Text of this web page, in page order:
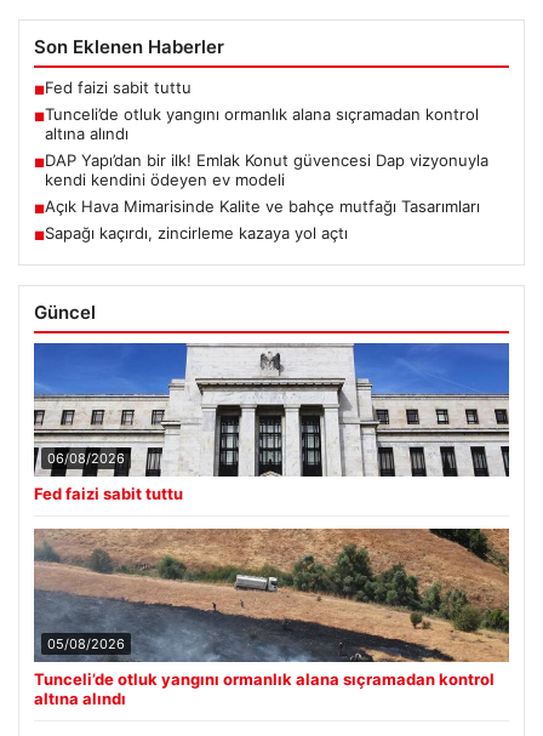
Son Eklenen Haberler
■Fed faizi sabit tuttu
■Tunceli’de otluk yangını ormanlık alana sıçramadan kontrol
altına alındı
■DAP Yapı’dan bir ilk! Emlak Konut güvencesi Dap vizyonuyla
kendi kendini ödeyen ev modeli
■Açık Hava Mimarisinde Kalite ve bahçe mutfağı Tasarımları
■Sapağı kaçırdı, zincirleme kazaya yol açtı
Güncel
06/08/2026
Fed faizi sabit tuttu
05/08/2026
Tunceli’de otluk yangını ormanlık alana sıçramadan kontrol
altına alındı